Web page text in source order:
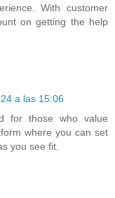
With customer
on getting the help
a las 15:06
for those who value
where you can set
you see fit.